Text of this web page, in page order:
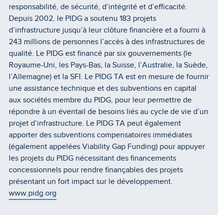
responsabilité, de sécurité, d’intégrité et d’efficacité.
Depuis 2002, le PIDG a soutenu 183 projets
d’infrastructure jusqu’à leur clôture financière et a fourni à
243 millions de personnes l’accès à des infrastructures de
qualité. Le PIDG est financé par six gouvernements (le
Royaume-Uni, les Pays-Bas, la Suisse, l’Australie, la Suède,
l’Allemagne) et la SFI. Le PIDG TA est en mesure de fournir
une assistance technique et des subventions en capital
aux sociétés membre du PIDG, pour leur permettre de
répondre à un éventail de besoins liés au cycle de vie d’un
projet d’infrastructure. Le PIDG TA peut également
apporter des subventions compensatoires immédiates
(également appelées Viability Gap Funding) pour appuyer
les projets du PIDG nécessitant des financements
concessionnels pour rendre finançables des projets
présentant un fort impact sur le développement.
www.pidg.org